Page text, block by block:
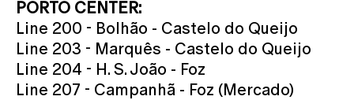
PORTO CENTER:
Line 200 - Bolhão - Castelo do Queijo
Line 203 - Marquês - Castelo do Queijo
Line 204 - H. S. João - Foz
Line 207 - Campanhã - Foz (Mercado)